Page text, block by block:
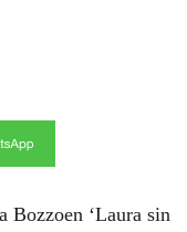
Bozzoen ‘Laura sin